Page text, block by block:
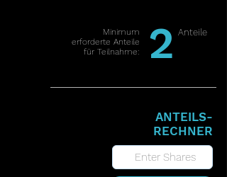
Minimum
erforderte Anteile
für Teilnahme:
2 Anteile
ANTEILS-
RECHNER